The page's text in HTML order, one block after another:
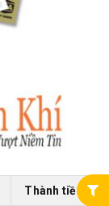
Thành tiền